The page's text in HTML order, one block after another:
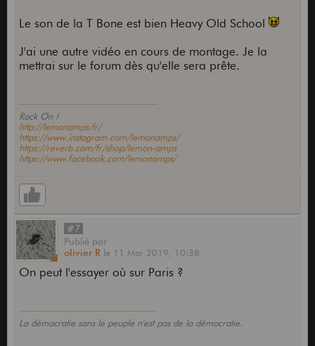
Le son de la T Bone est bien Heavy Old School
J'ai une autre vidéo en cours de montage. Je la
mettrai sur le forum dès qu'elle sera prête.
Rock On !
http://lemonamps.fr/
https://www.instagram.com/lemonamps/
https://reverb.com/fr/shop/lemon-amps
https://www.facebook.com/lemonamps/
#7
Publié par
olivier R le 11 Mar 2019, 10:38
On peut l'essayer où sur Paris ?
La démocratie sans le peuple n'est pas de la démocratie.